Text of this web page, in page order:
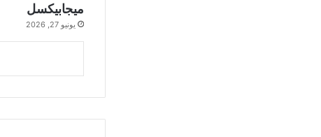
ميجابيكسل
يونيو 27, 2026